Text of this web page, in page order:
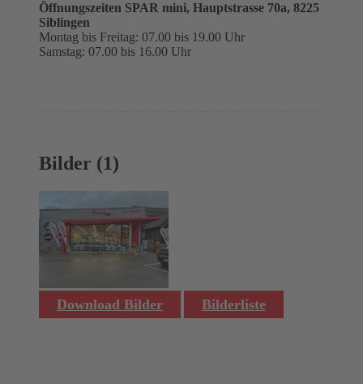
Öffnungszeiten SPAR mini, Hauptstrasse 70a, 8225
Siblingen
Montag bis Freitag: 07.00 bis 19.00 Uhr
Samstag: 07.00 bis 16.00 Uhr
Bilder (1)
Download Bilder Bilderliste